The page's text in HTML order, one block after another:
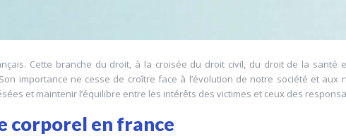
Cette branche du droit, à la croisée du droit civil, du droit de la
importance ne cesse de croître face à l’évolution de notre société et aux
et maintenir l’équilibre entre les intérêts des victimes et ceux des
corporel en france